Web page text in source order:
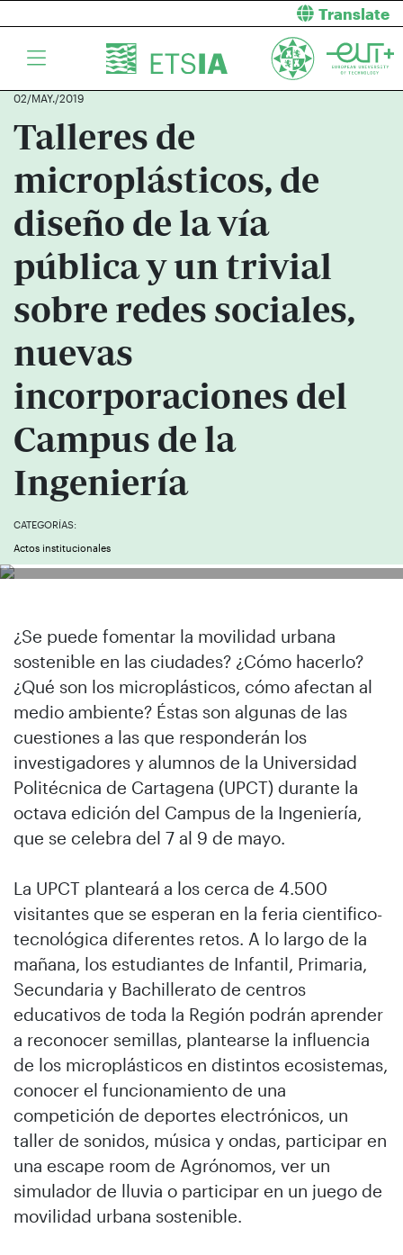
Translate
02/MAY./2019
Talleres de
microplásticos, de
diseño de la vía
pública y un trivial
sobre redes sociales,
nuevas
incorporaciones del
Campus de la
Ingeniería
CATEGORÍAS:
Actos institucionales
¿Se puede fomentar la movilidad urbana
sostenible en las ciudades? ¿Cómo hacerlo?
¿Qué son los microplásticos, cómo afectan al
medio ambiente? Éstas son algunas de las
cuestiones a las que responderán los
investigadores y alumnos de la Universidad
Politécnica de Cartagena (UPCT) durante la
octava edición del Campus de la Ingeniería,
que se celebra del 7 al 9 de mayo.
La UPCT planteará a los cerca de 4.500
visitantes que se esperan en la feria cientifico-
tecnológica diferentes retos. A lo largo de la
mañana, los estudiantes de Infantil, Primaria,
Secundaria y Bachillerato de centros
educativos de toda la Región podrán aprender
a reconocer semillas, plantearse la influencia
de los microplásticos en distintos ecosistemas,
conocer el funcionamiento de una
competición de deportes electrónicos, un
taller de sonidos, música y ondas, participar en
una escape room de Agrónomos, ver un
simulador de lluvia o participar en un juego de
movilidad urbana sostenible.